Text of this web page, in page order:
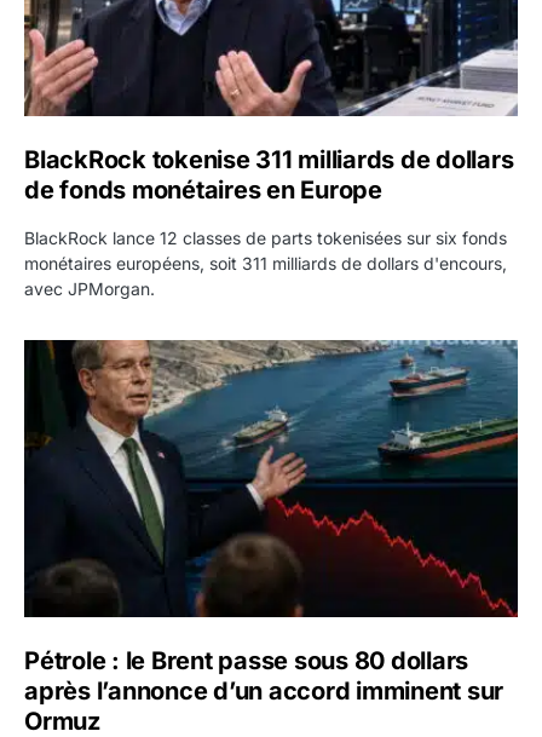
BlackRock tokenise 311 milliards de dollars
de fonds monétaires en Europe
BlackRock lance 12 classes de parts tokenisées sur six fonds
monétaires européens, soit 311 milliards de dollars d'encours,
avec JPMorgan.
Pétrole : le Brent passe sous 80 dollars après
Pétrole : le Brent passe sous 80 dollars
après l’annonce d’un accord imminent sur
Ormuz